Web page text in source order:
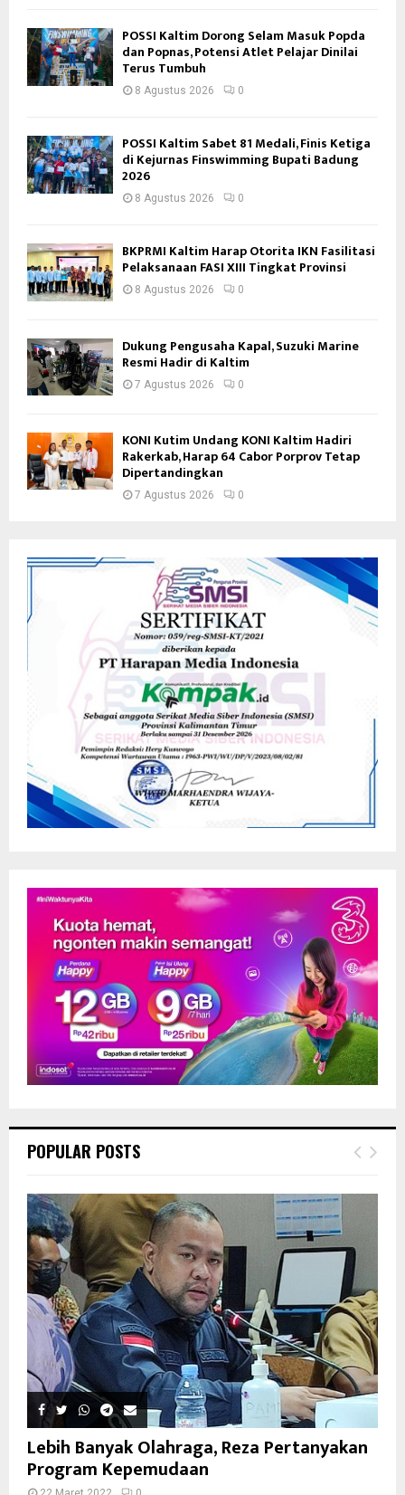
POSSI Kaltim Dorong Selam Masuk Popda
dan Popnas, Potensi Atlet Pelajar Dinilai
Terus Tumbuh
8 Agustus 2026 0
POSSI Kaltim Sabet 81 Medali, Finis Ketiga
di Kejurnas Finswimming Bupati Badung
2026
8 Agustus 2026 0
BKPRMI Kaltim Harap Otorita IKN Fasilitasi
Pelaksanaan FASI XIII Tingkat Provinsi
8 Agustus 2026 0
Dukung Pengusaha Kapal, Suzuki Marine
Resmi Hadir di Kaltim
7 Agustus 2026 0
KONI Kutim Undang KONI Kaltim Hadiri
Rakerkab, Harap 64 Cabor Porprov Tetap
Dipertandingkan
7 Agustus 2026 0
POPULAR POSTS
Lebih Banyak Olahraga, Reza Pertanyakan
Program Kepemudaan